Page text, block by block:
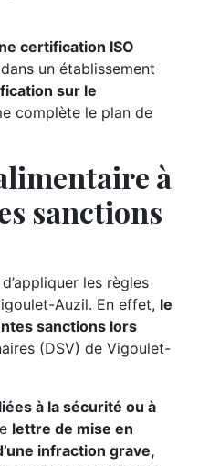
certification ISO
un établissement
sur le
complète le plan de
à
sanctions
les règles
Auzil. En effet, le
sanctions lors
(DSV) de Vigoulet-
à la sécurité ou à
lettre de mise en
infraction grave,